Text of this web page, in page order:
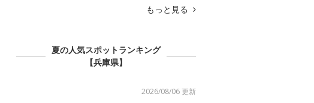
もっと見る
夏の人気スポットランキング
【兵庫県】
2026/08/06 更新